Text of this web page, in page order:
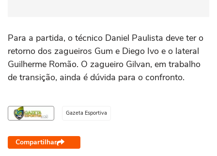
Para a partida, o técnico Daniel Paulista deve ter o
retorno dos zagueiros Gum e Diego Ivo e o lateral
Guilherme Romão. O zagueiro Gilvan, em trabalho
de transição, ainda é dúvida para o confronto.
Gazeta Esportiva
Compartilhar